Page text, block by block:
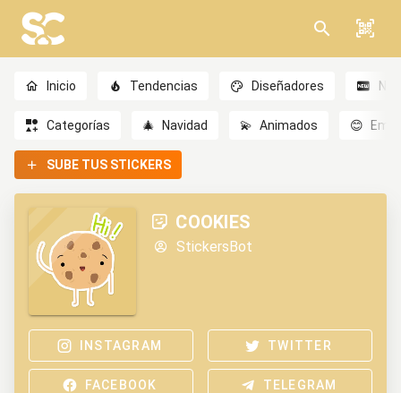
Inicio Tendencias Diseñadores
Categorías 🎄 Navidad 💫 Animados 😊
SUBE TUS STICKERS
COOKIES
StickersBot
INSTAGRAM TWITTER
FACEBOOK TELEGRAM